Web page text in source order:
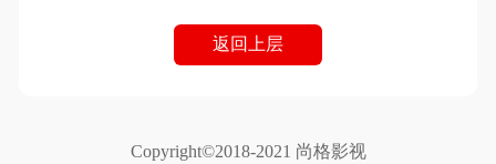
返回上层
Copyright©2018-2021 尚格影视